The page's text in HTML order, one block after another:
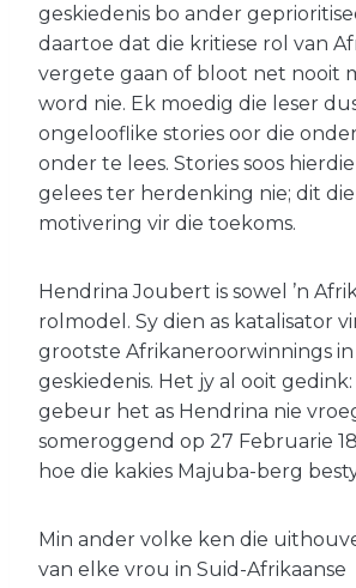
geskiedenis bo ander
daartoe dat die kritiese rol van
vergete gaan of bloot net nooit
word nie. Ek moedig die leser
ongelooflike stories oor die
onder te lees. Stories soos
gelees ter herdenking nie; dit
motivering vir die toekoms.
Hendrina Joubert is sowel ’n
rolmodel. Sy dien as katalisator
grootste Afrikaneroorwinnings in
geskiedenis. Het jy al ooit
gebeur het as Hendrina nie
someroggend op 27 Februarie
hoe die kakies Majuba-berg
Min ander volke ken die
van elke vrou in Suid-Afrikaanse